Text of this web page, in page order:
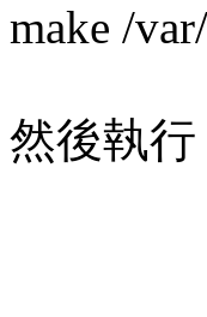
make /
然後執行